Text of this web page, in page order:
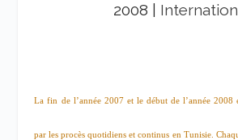
2008
La fin de l’année 2007 et le début de l’année 2008
par les procès quotidiens et continus en Tunisie.